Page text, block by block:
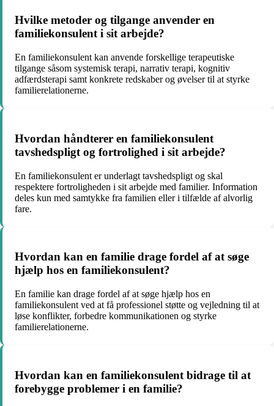
Hvilke metoder og tilgange anvender en
familiekonsulent i sit arbejde?
En familiekonsulent kan anvende forskellige terapeutiske
tilgange såsom systemisk terapi, narrativ terapi, kognitiv
adfærdsterapi samt konkrete redskaber og øvelser til at styrke
familierelationerne.
Hvordan håndterer en familiekonsulent
tavshedspligt og fortrolighed i sit arbejde?
En familiekonsulent er underlagt tavshedspligt og skal
respektere fortroligheden i sit arbejde med familier. Information
deles kun med samtykke fra familien eller i tilfælde af alvorlig
fare.
Hvordan kan en familie drage fordel af at søge
hjælp hos en familiekonsulent?
En familie kan drage fordel af at søge hjælp hos en
familiekonsulent ved at få professionel støtte og vejledning til at
løse konflikter, forbedre kommunikationen og styrke
familierelationerne.
Hvordan kan en familiekonsulent bidrage til at
forebygge problemer i en familie?